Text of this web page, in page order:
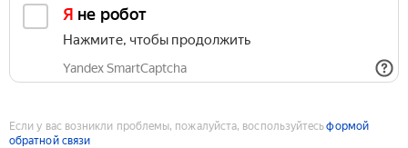
Я не робот
Нажмите, чтобы продолжить
Yandex SmartCaptcha
Если у вас возникли проблемы, пожалуйста, воспользуйтесьформой
обратной связи